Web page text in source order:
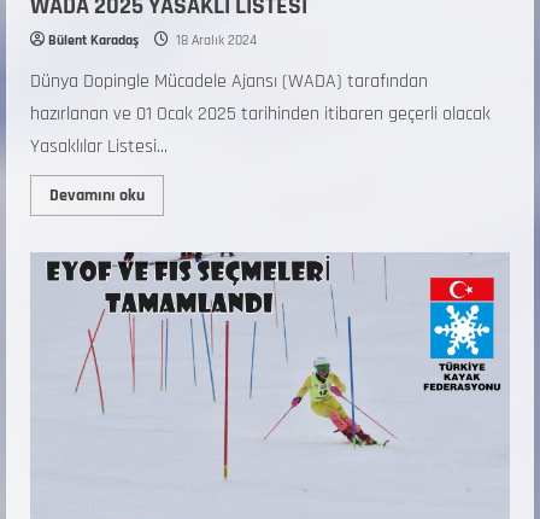
Bülent Karadaş 18 Aralık 2024
Dünya Dopingle Mücadele Ajansı (WADA) tarafından
hazırlanan ve 01 Ocak 2025 tarihinden itibaren geçerli olacak
Yasaklılar Listesi...
Devamını oku